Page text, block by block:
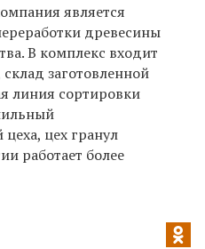
является
древесины
В комплекс входит
склад заготовленной
линия сортировки
цех гранул
работает более